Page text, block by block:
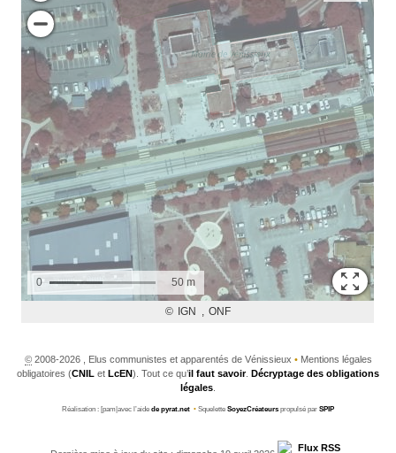
©2008-2026 , Elus communistes et apparentés de Vénissieux •Mentions légales
obligatoires (CNIL et LcEN). Tout ce qu’il faut savoir. Décryptage des obligations
légales
Réalisation : [pam|avec l’aide de pyrat.net • Squelette SoyezCréateurs propulsé par SPIP